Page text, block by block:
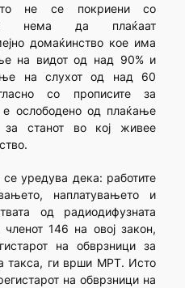
не се покриени со
нема да плаќаат
домаќинство кое има
на видот од над 90% и
на слухот од над 60
со прописите за
е ослободено од плаќање
за станот во кој живее
уредува дека: работите
наплатувањето и
од радиодифузната
146 на овој закон,
на обврзници за
такса, ги врши МРТ. Исто
на обврзници на